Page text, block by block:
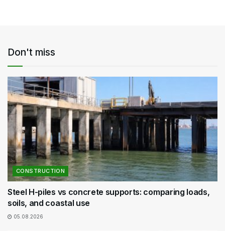
Don't miss
CONSTRUCTION
Steel H-piles vs concrete supports: comparing loads,
soils, and coastal use
05.08.2026